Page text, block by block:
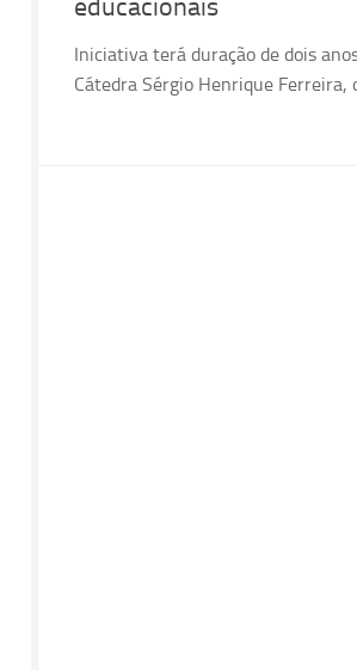
educacionais
Iniciativa terá duração de dois
Cátedra Sérgio Henrique Ferreira,